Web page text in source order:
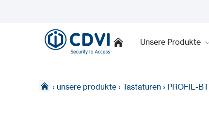
Unsere Produkte
› unsere produkte › Tastaturen › PROFIL-BT